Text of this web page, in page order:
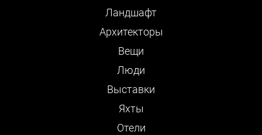
Ландшафт
Архитекторы
Вещи
Люди
Выставки
Яхты
Отели